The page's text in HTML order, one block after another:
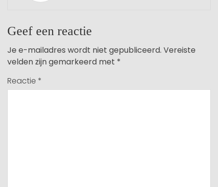
Geef een reactie
Je e-mailadres wordt niet gepubliceerd. Vereiste
velden zijn gemarkeerd met *
Reactie *